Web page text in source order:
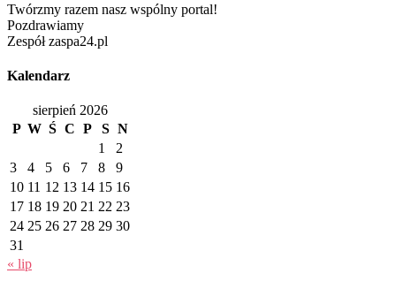
Twórzmy razem nasz wspólny portal!
Pozdrawiamy
Zespół zaspa24.pl
Kalendarz
sierpień 2026
P W Ś C P S N
1
2
3
4 5 6 7 8
9
10 11 12 13 14 15 16
17 18 19 20 21 22 23
24 25 26 27 28 29 30
31
« lip